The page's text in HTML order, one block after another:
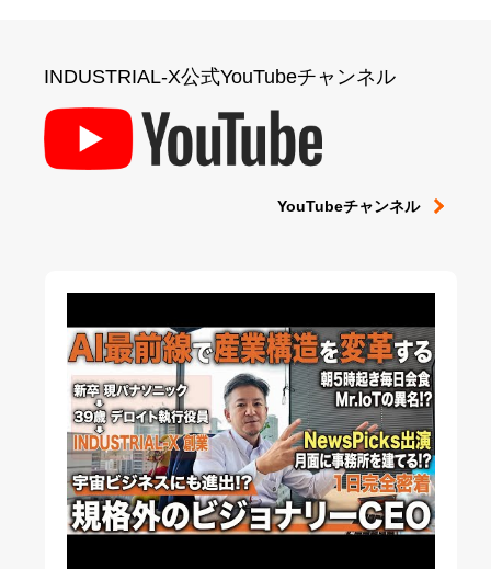
INDUSTRIAL-X公式YouTubeチャンネル
YouTubeチャンネル